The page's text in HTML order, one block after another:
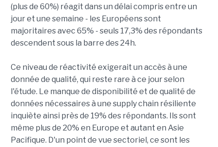
(plus de 60%) réagit dans un délai compris entre un
jour et une semaine - les Européens sont
majoritaires avec 65% - seuls 17,3% des répondants
descendent sous la barre des 24h.
Ce niveau de réactivité exigerait un accès à une
donnée de qualité, qui reste rare à ce jour selon
l'étude. Le manque de disponibilité et de qualité de
données nécessaires à une supply chain résiliente
inquiète ainsi près de 19% des répondants. Ils sont
même plus de 20% en Europe et autant en Asie
Pacifique. D'un point de vue sectoriel, ce sont les